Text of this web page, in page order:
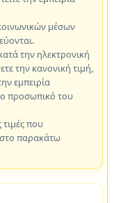
μέσων
την ηλεκτρονική
την κανονική τιμή,
εμπειρία
προσωπικό του
τιμές που
παρακάτω